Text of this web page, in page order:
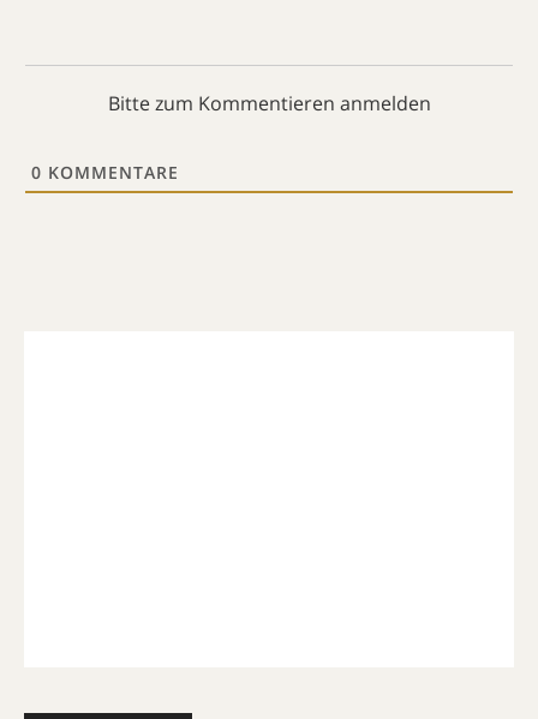
Bitte zum Kommentieren anmelden
0 KOMMENTARE